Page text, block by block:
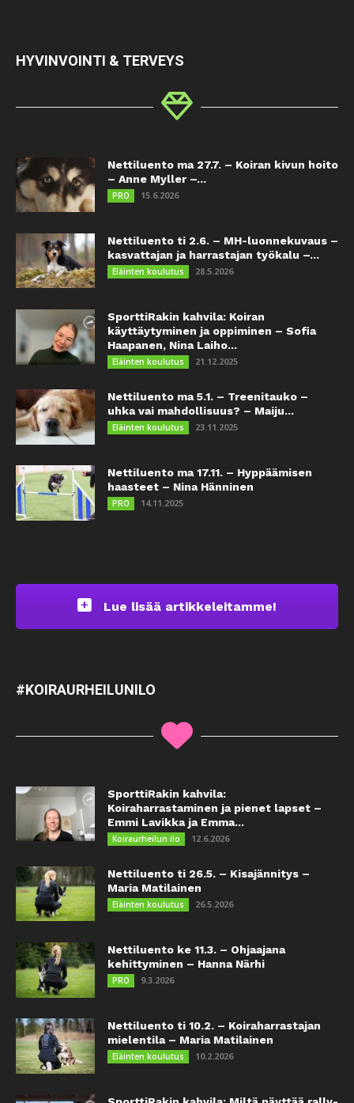
HYVINVOINTI & TERVEYS
Nettiluento ma 27.7. – Koiran kivun hoito
– Anne Myller –...
PRO 15.6.2026
Nettiluento ti 2.6. – MH-luonnekuvaus –
kasvattajan ja harrastajan työkalu –...
Eläinten koulutus 28.5.2026
SporttiRakin kahvila: Koiran
käyttäytyminen ja oppiminen – Sofia
Haapanen, Nina Laiho...
Eläinten koulutus 21.12.2025
Nettiluento ma 5.1. – Treenitauko –
uhka vai mahdollisuus? – Maiju...
Eläinten koulutus 23.11.2025
Nettiluento ma 17.11. – Hyppäämisen
haasteet – Nina Hänninen
PRO 14.11.2025
Lue lisää artikkeleitamme!
#KOIRAURHEILUNILO
SporttiRakin kahvila:
Koiraharrastaminen ja pienet lapset –
Emmi Lavikka ja Emma...
Koiraurheilun ilo 12.6.2026
Nettiluento ti 26.5. – Kisajännitys –
Maria Matilainen
Eläinten koulutus 26.5.2026
Nettiluento ke 11.3. – Ohjaajana
kehittyminen – Hanna Närhi
PRO 9.3.2026
Nettiluento ti 10.2. – Koiraharrastajan
mielentila – Maria Matilainen
Eläinten koulutus 10.2.2026